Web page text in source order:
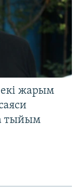
жарым
тыйым